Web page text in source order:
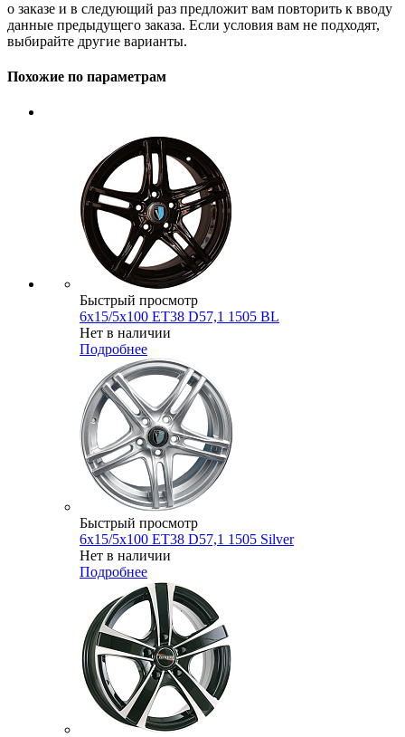
о заказе и в следующий раз предложит вам повторить к вводу
данные предыдущего заказа. Если условия вам не подходят,
выбирайте другие варианты.
Похожие по параметрам
Быстрый просмотр
6x15/5x100 ET38 D57,1 1505 BL
Нет в наличии
Подробнее
Быстрый просмотр
6x15/5x100 ET38 D57,1 1505 Silver
Нет в наличии
Подробнее